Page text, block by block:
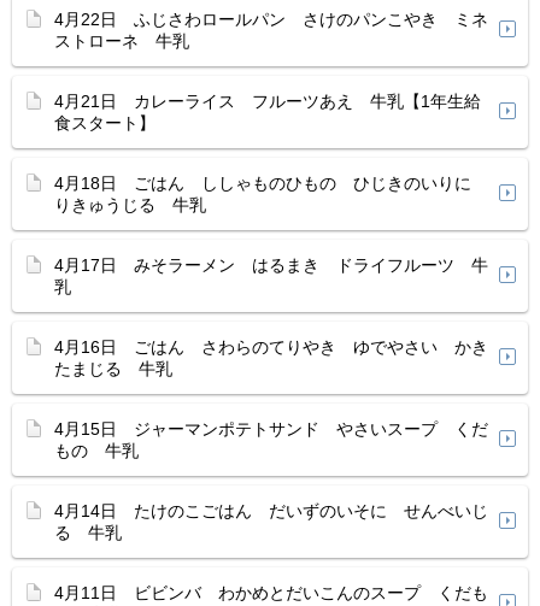
4月22日 ふじさわロールパン さけのパンこやき ミネ
ストローネ 牛乳
4月21日 カレーライス フルーツあえ 牛乳【1年生給
食スタート】
4月18日 ごはん ししゃものひもの ひじきのいりに
りきゅうじる 牛乳
4月17日 みそラーメン はるまき ドライフルーツ 牛
乳
4月16日 ごはん さわらのてりやき ゆでやさい かき
たまじる 牛乳
4月15日 ジャーマンポテトサンド やさいスープ くだ
もの 牛乳
4月14日 たけのこごはん だいずのいそに せんべいじ
る 牛乳
4月11日 ビビンバ わかめとだいこんのスープ くだも